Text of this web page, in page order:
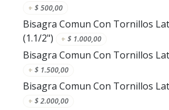
+ $500,00
Bisagra Comun Con Tornillos
(1.1/2")
+ $ 1.000,00
Bisagra Comun Con Tornillos
+ $ 1.500,00
Bisagra Comun Con Tornillos
+ $2.000,00